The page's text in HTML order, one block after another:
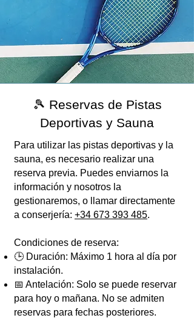
🎾 Reservas de Pistas
Deportivas y Sauna
Para utilizar las pistas deportivas y la
sauna, es necesario realizar una
reserva previa. Puedes enviarnos la
información y nosotros la
gestionaremos, o llamar directamente
a conserjería: +34 673 393 485.
Condiciones de reserva:
🕒 Duración: Máximo 1 hora al día por
instalación.
📅 Antelación: Solo se puede reservar
para hoy o mañana. No se admiten
reservas para fechas posteriores.